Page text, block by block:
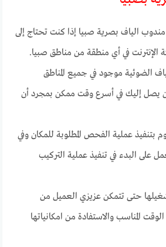
الياف بصرية صبيا إذا كنت تحتاج إلى
في أي منطقة من مناطق صبيا.
الضوئية موجود في جميع المناطق
يصل إليك في أسرع وقت ممكن بمجرد أن
بتنفيذ عملية الفحص المطلوبة للمكان وفي
على البدء في تنفيذ عملية التركيب
حتى تتمكن عزيزي العميل من
المناسب والاستفادة من امكانياتها